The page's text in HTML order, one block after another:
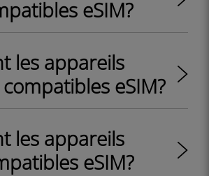
eSIM?
les appareils
eSIM?
les appareils
eSIM?